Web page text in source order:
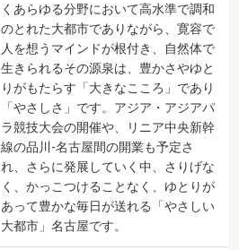
くあらゆる分野において高水準で調和
のとれた大都市でありながら、寛容で
人を想うマインドが根付き、自然体で
生きられるその源泉は、豊かさやゆと
りがもたらす「大きなこころ」であり
「やさしさ」です。アジア・アジアパ
ラ競技大会の開催や、リニア中央新幹
線の品川-名古屋間の開業も予定さ
れ、さらに発展していく中、さりげな
く、かっこつけることなく、ゆとりが
あって豊かな毎日が送れる「やさしい
大都市」名古屋です。